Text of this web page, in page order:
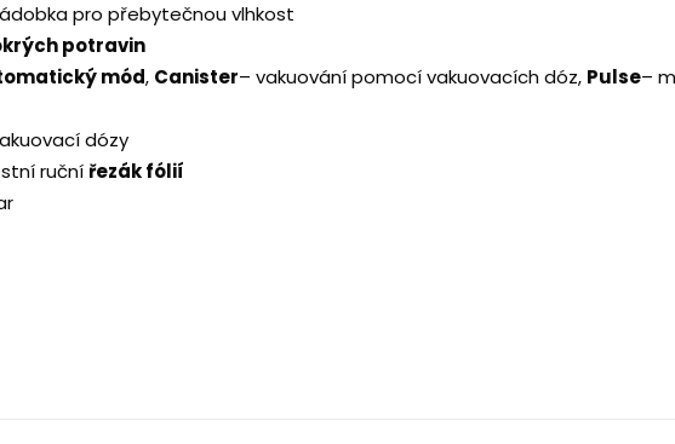
pro přebytečnou vlhkost
potravin
mód, Canister– vakuování pomocí vakuovacích dóz, Pulse–
dózy
ruční řezák fólií